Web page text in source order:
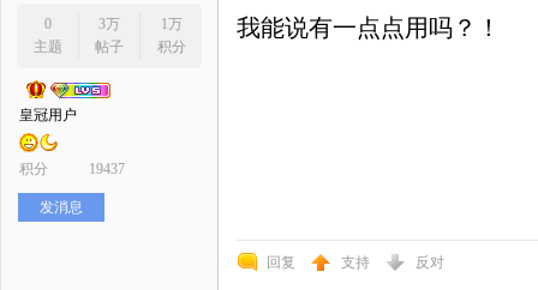
0
主题
3万
帖子
1万
积分
皇冠用户
积分 19437
发消息
我能说有一点点用吗？！
回复 支持 反对